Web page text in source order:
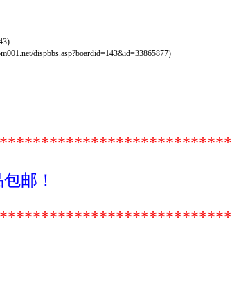
dispbbs.asp?boardid=143&id=33865877)
**********
邮！
**********